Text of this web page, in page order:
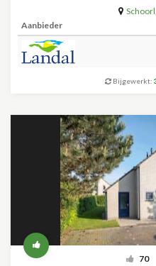
Schoorl,
Aanbieder
Bijgewerkt:
70